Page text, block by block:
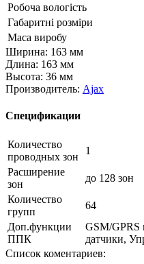
Робоча вологість
Габаритні розміри
Маса виробу
Ширина: 163 мм
Длина: 163 мм
Высота: 36 мм
Производитель: Ajax
Спецификации
Количество
проводных зон
1
Расширение
зон
до 128 зон
Количество
групп
64
Доп.функции
ППК
GSM/GPRS
датчики,
Список коментариев: